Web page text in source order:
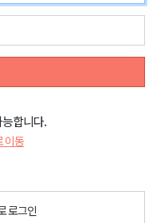
합니다.
이동
로그인